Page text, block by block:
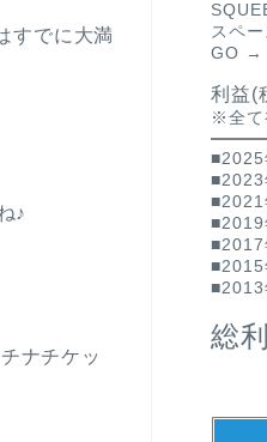
すでに大満
♪
ナチケッ
スペ
GO →
利益(
※全て
■2025
■2023
■2021
■2019
■2017
■2015
■2013
総